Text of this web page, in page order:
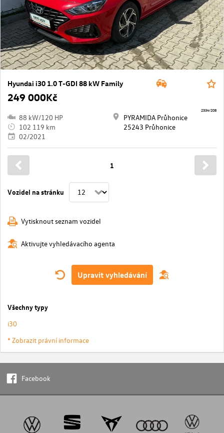
Hyundai i30 1.0 T-GDI 88 kW Family
249 000Kč
88 kW/120 HP
102 119 km
02/2021
PYRAMIDA Průhonice
25243 Průhonice
2334/208
Vozidel na stránku
1
Vytisknout seznam vozidel
Aktivujte vyhledávacího agenta
Upravit vyhledávání
Všechny typy
i30
* Zobrazit právní informace
Facebook